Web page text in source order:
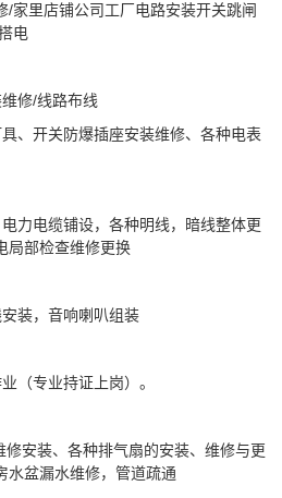
/家里店铺公司工厂电路安装开关跳闸
电
修/线路布线
、开关防爆插座安装维修、各种电表
力电缆铺设，各种明线，暗线整体更
局部检查维修更换
装，音响喇叭组装
（专业持证上岗）。
安装、各种排气扇的安装、维修与更
水盆漏水维修，管道疏通